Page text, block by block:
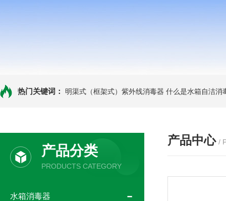
热门关键词： 明渠式（框架式）紫外线消毒器 什么是水箱自洁消
产品分类
PRODUCTS CATEGORY
水箱消毒器
产品中心 /